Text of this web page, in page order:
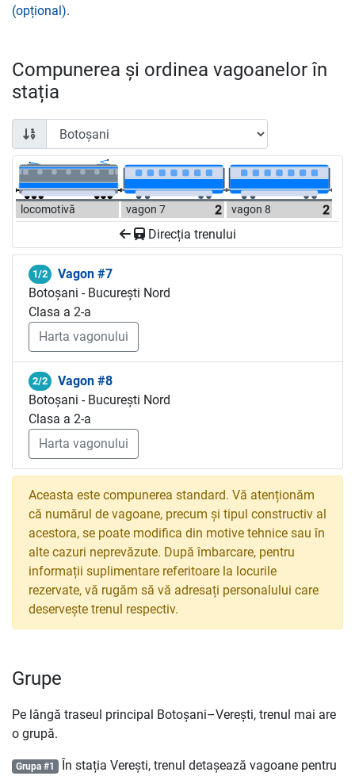
(opțional).
Compunerea și ordinea vagoanelor în
stația
locomotivă vagon 7 vagon 8
Direcția trenului
1/2
Vagon #7
Botoșani - București Nord
Clasa a 2-a
Harta vagonului
2/2
Vagon #8
Botoșani - București Nord
Clasa a 2-a
Harta vagonului
Aceasta este compunerea standard. Vă atenționăm
că numărul de vagoane, precum și tipul constructiv al
acestora, se poate modifica din motive tehnice sau în
alte cazuri neprevăzute. După îmbarcare, pentru
informații suplimentare referitoare la locurile
rezervate, vă rugăm să vă adresați personalului care
deservește trenul respectiv.
Grupe
Pe lângă traseul principal Botoșani–Verești, trenul mai are
o grupă.
Grupa #1 În stația Verești, trenul detașează vagoane pentru